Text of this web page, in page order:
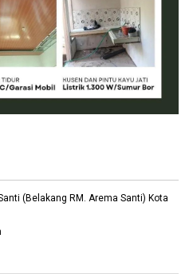
(Belakang RM. Arema Santi) Kota